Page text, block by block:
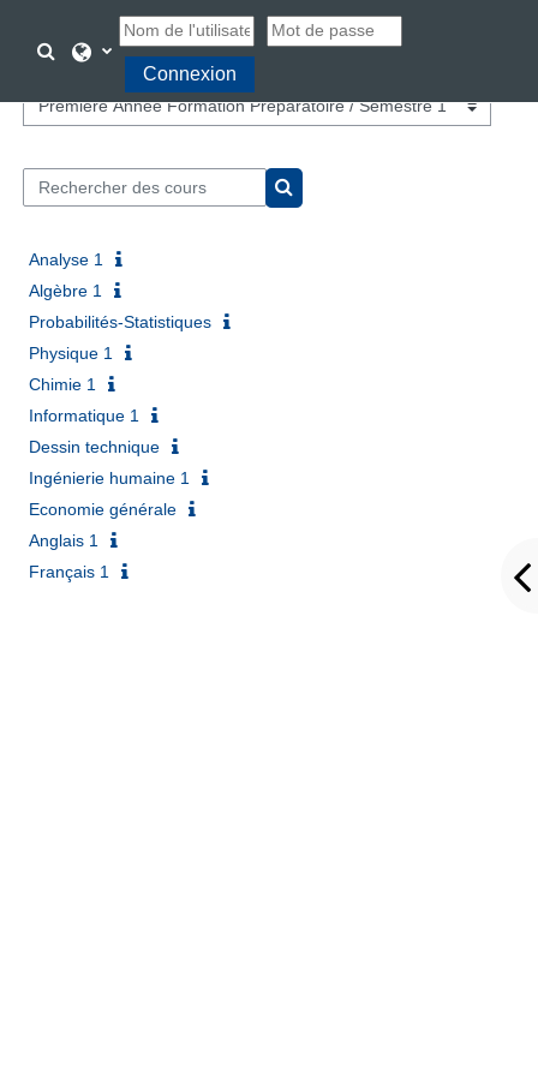
Activer/désactiver la saisie de recherche
Connexion
Catégories de cours
Rechercher des cours
Rechercher des cours
Analyse 1
Algèbre 1
Probabilités-Statistiques
Physique 1
Chimie 1
Informatique 1
Dessin technique
Ingénierie humaine 1
Economie générale
Anglais 1
Français 1